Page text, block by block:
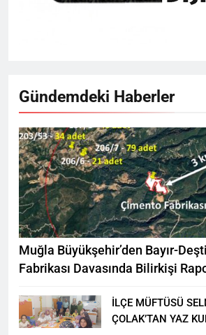
Gündemdeki Haberler
Muğla Büyükşehir’den Bayır-
Fabrikası Davasında Bilirkişi
İLÇE MÜFTÜSÜ
ÇOLAK’TAN YAZ